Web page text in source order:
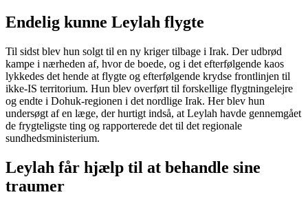
Endelig kunne Leylah flygte
Til sidst blev hun solgt til en ny kriger tilbage i Irak. Der udbrød
kampe i nærheden af, hvor de boede, og i det efterfølgende kaos
lykkedes det hende at flygte og efterfølgende krydse frontlinjen til
ikke-IS territorium. Hun blev overført til forskellige flygtningelejre
og endte i Dohuk-regionen i det nordlige Irak. Her blev hun
undersøgt af en læge, der hurtigt indså, at Leylah havde gennemgået
de frygteligste ting og rapporterede det til det regionale
sundhedsministerium.
Leylah får hjælp til at behandle sine
traumer